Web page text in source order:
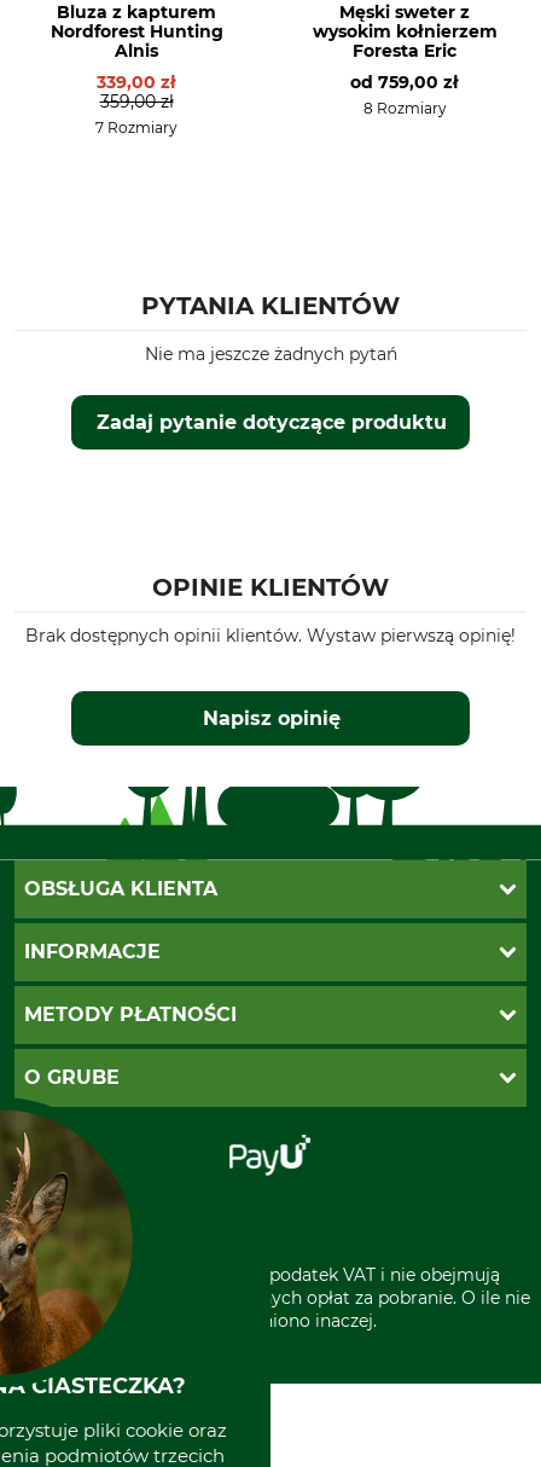
Profesjonalna pielęgnacja
Nie czyścić na sucho
Bluza z kapturem
Nordforest Hunting
Alnis
339,00 zł
359,00 zł
7 Rozmiary
Męski sweter z
wysokim kołnierzem
Foresta Eric
od 759,00 zł
8 Rozmiary
PYTANIA KLIENTÓW
Zadaj pytanie dotyczące produktu
Nie ma jeszcze żadnych pytań
OPINIE KLIENTÓW
Brak dostępnych opinii klientów. Wystaw pierwszą opinię!
Napisz opinię
OBSŁUGA KLIENTA
Katalogi Grube
Ustawienia plików cookie
INFORMACJE
Koszty dostawy
Klauzula RODO
Odstąpienie od zamówienia
METODY PŁATNOŚCI
PayU
Za pobraniem (z dopłatą)
Polecenie zapłaty SEPA
O GRUBE
Sklep stacjonarny
Kontakt
Grube w Europie
* Wszystkie ceny zawierają podatek VAT i nie obejmują
kosztów wysyłki lub ewentualnych opłat za pobranie. O ile nie
wyszczególniono inaczej.
CIASTECZKA?
pliki cookie oraz
podmiotów trzecich